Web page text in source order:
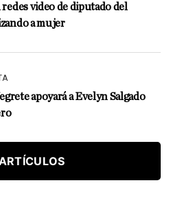
video de diputado del
a mujer
apoyará a Evelyn Salgado